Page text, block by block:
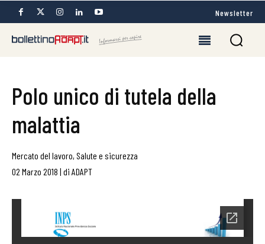
Newsletter
Polo unico di tutela della
malattia
Mercato del lavoro, Salute e sicurezza
02 Marzo 2018 | di ADAPT